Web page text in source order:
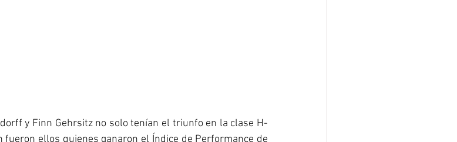
y Finn Gehrsitz no solo tenían el triunfo en la clase H-
ellos quienes ganaron el Índice de Performance de